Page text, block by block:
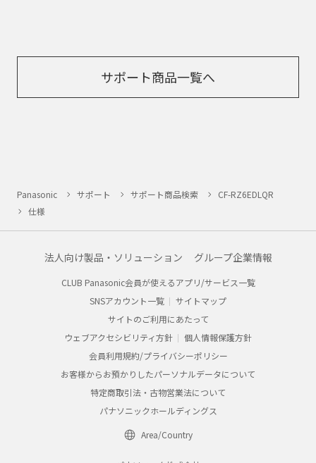
サポート商品一覧へ
Panasonic サポート サポート商品検索
CF-RZ6EDLQR
仕様
法人向け製品・ソリューション グループ企業情報
CLUB Panasonic会員が使えるアプリ/サービス一覧
SNSアカウント一覧
サイトマップ
サイトのご利用にあたって
ウェブアクセシビリティ方針
個人情報保護方針
会員利用規約/プライバシーポリシー
お客様からお預かりしたパーソナルデータについて
特定商取引法・古物営業法について
パナソニックホールディングス
Area/Country